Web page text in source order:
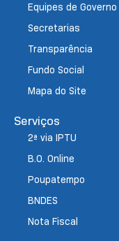
Equipes de Governo
Secretarias
Transparência
Fundo Social
Mapa do Site
Serviços
2ª via IPTU
B.O. Online
Poupatempo
BNDES
Nota Fiscal